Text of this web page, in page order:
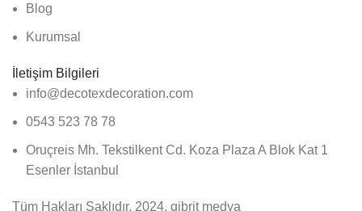
Blog
Kurumsal
İletişim Bilgileri
info@decotexdecoration.com
0543 523 78 78
Oruçreis Mh. Tekstilkent Cd. Koza Plaza A Blok Kat 1
Esenler İstanbul
Tüm Hakları Saklıdır. 2024. qibrit medya